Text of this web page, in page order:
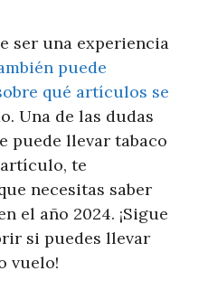
ser una experiencia
puede
qué artículos se
Una de las dudas
puede llevar tabaco
te
necesitas saber
el año 2024. ¡Sigue
si puedes llevar
vuelo!